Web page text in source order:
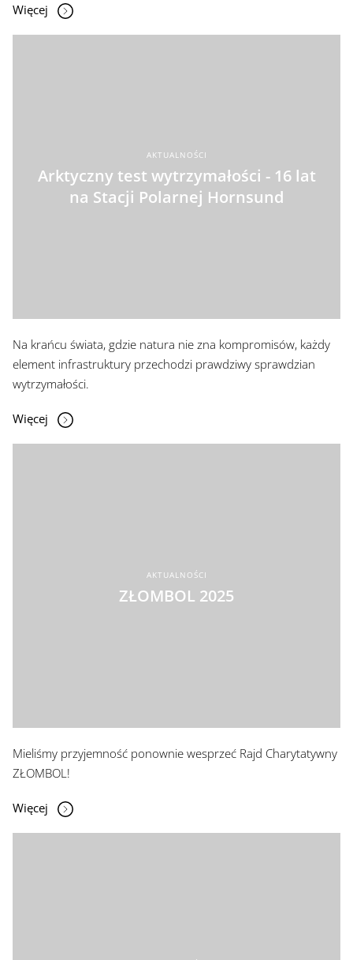
Więcej
AKTUALNOŚCI
Arktyczny test wytrzymałości - 16 lat
na Stacji Polarnej Hornsund
Na krańcu świata, gdzie natura nie zna kompromisów, każdy
element infrastruktury przechodzi prawdziwy sprawdzian
wytrzymałości.
Więcej
AKTUALNOŚCI
ZŁOMBOL 2025
Mieliśmy przyjemność ponownie wesprzeć Rajd Charytatywny
ZŁOMBOL!
Więcej